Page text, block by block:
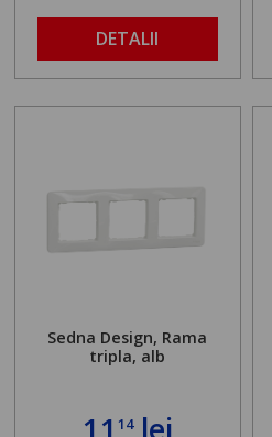
maximă admisă de 500
kg și înălțime reglabilă
de la 1,8 la 2,9 m
DETALII
Sedna Design, Rama
tripla, alb
11 14lei